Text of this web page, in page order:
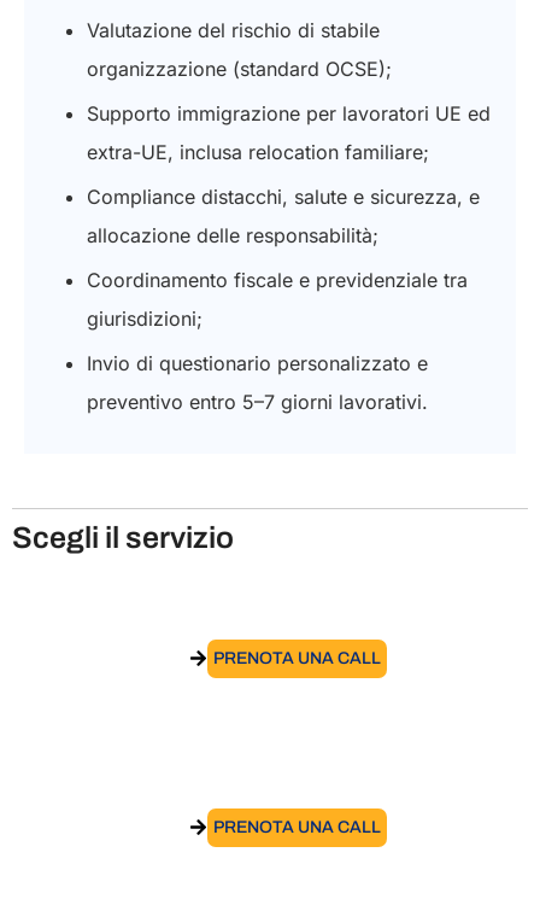
Valutazione del rischio di stabile
organizzazione (standard OCSE);
Supporto immigrazione per lavoratori UE ed
extra-UE, inclusa relocation familiare;
Compliance distacchi, salute e sicurezza, e
allocazione delle responsabilità;
Coordinamento fiscale e previdenziale tra
giurisdizioni;
Invio di questionario personalizzato e
preventivo entro 5–7 giorni lavorativi.
Scegli il servizio
PRENOTA UNA CALL
PRENOTA UNA CALL